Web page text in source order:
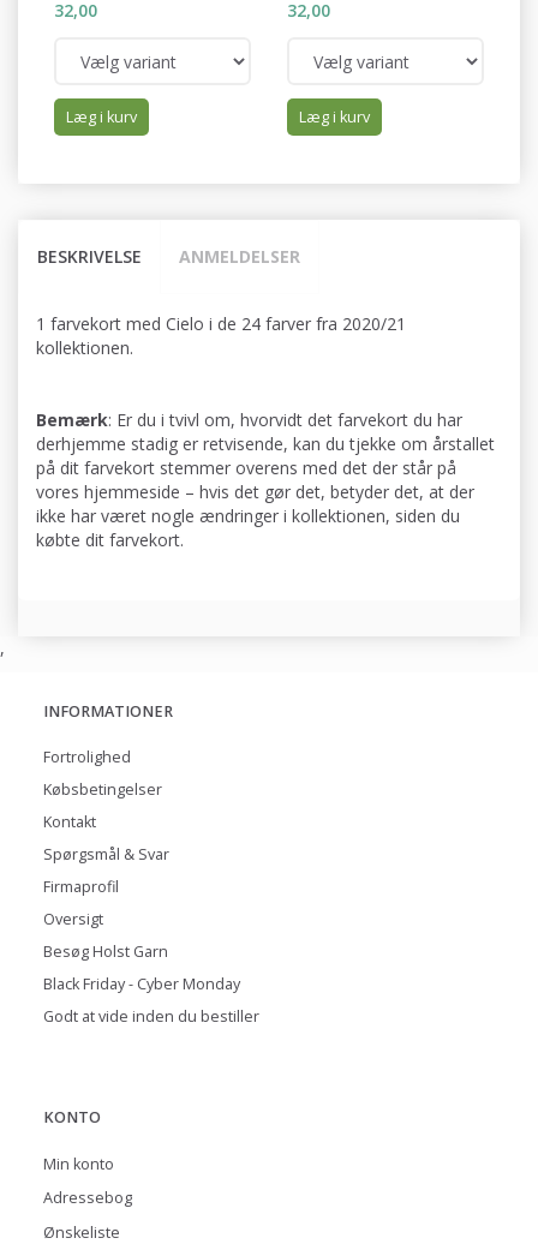
32,00
Læg i kurv
32,00
Læg i kurv
BESKRIVELSE ANMELDELSER
1 farvekort med Cielo i de 24 farver fra 2020/21
kollektionen.
Bemærk: Er du i tvivl om, hvorvidt det farvekort du har
derhjemme stadig er retvisende, kan du tjekke om årstallet
på dit farvekort stemmer overens med det der står på
vores hjemmeside – hvis det gør det, betyder det, at der
ikke har været nogle ændringer i kollektionen, siden du
købte dit farvekort.
,
INFORMATIONER
Fortrolighed
Købsbetingelser
Kontakt
Spørgsmål & Svar
Firmaprofil
Oversigt
Besøg Holst Garn
Black Friday - Cyber Monday
Godt at vide inden du bestiller
KONTO
Min konto
Adressebog
Ønskeliste